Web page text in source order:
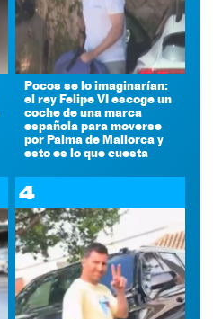
Pocos se lo imaginarían:
el rey Felipe VI escoge un
coche de una marca
española para moverse
por Palma de Mallorca y
esto es lo que cuesta
4